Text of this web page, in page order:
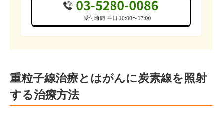
重粒子線治療とはがんに炭素線を照射
する治療方法